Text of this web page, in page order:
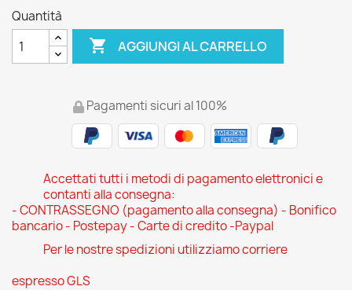
Quantità
 AGGIUNGI AL CARRELLO
Pagamenti sicuri al 100%
Accettati tutti i metodi di pagamento elettronici e
contanti alla consegna:
- CONTRASSEGNO (pagamento alla consegna) - Bonifico
bancario - Postepay - Carte di credito -Paypal
Per le nostre spedizioni utilizziamo corriere
espresso GLS